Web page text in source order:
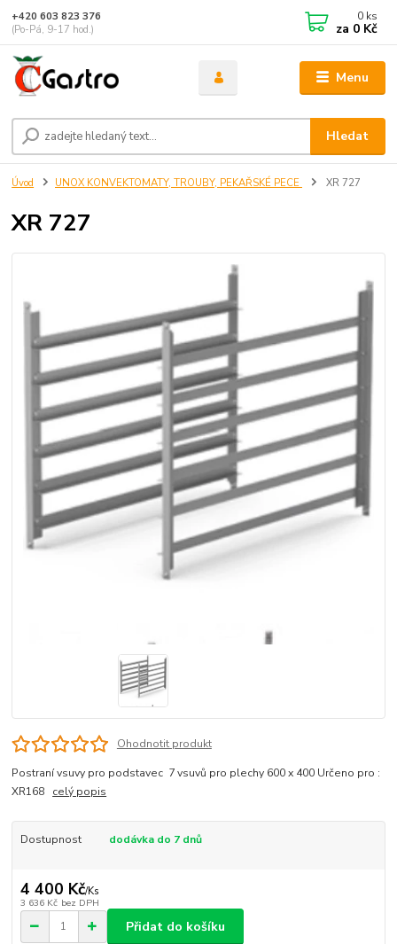
Menu
Hledat
+420 603 823 376
(Po-Pá, 9-17 hod.)
0 ks
za 0 Kč
Úvod UNOX KONVEKTOMATY, TROUBY, PEKAŘSKÉ PECE XR 727
XR 727
Ohodnotit produkt
Postraní vsuvy pro podstavec 7 vsuvů pro plechy 600 x 400 Určeno pro :
XR168 celý popis
Dostupnost dodávka do 7 dnů
4 400 Kč/Ks
3 636 Kč bez DPH
Přidat do košíku